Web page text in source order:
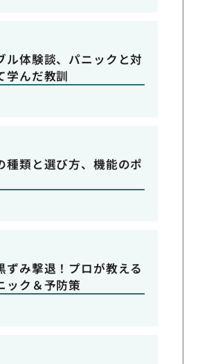
ル体験談、パニックと対
学んだ教訓
種類と選び方、機能のポ
ずみ撃退！プロが教える
ック＆予防策